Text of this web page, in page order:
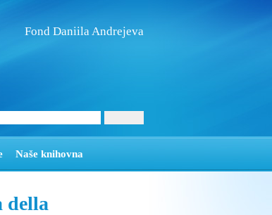
Fond Daniila Andrejeva
Naše knihovna
della